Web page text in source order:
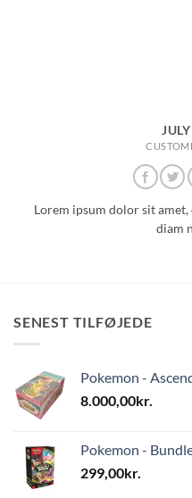
Lorem ipsum dolor sit
diam
SENEST TILFØJEDE
Pokemon -
8.000,00kr.
Pokemon -
299,00kr.